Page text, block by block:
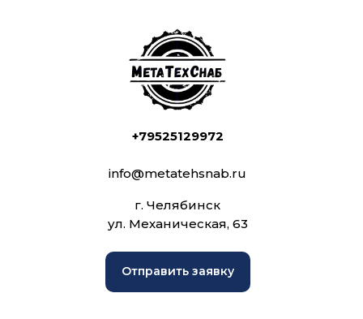
+79525129972
info@metatehsnab.ru
г. Челябинск
ул. Механическая, 63
Отправить заявку